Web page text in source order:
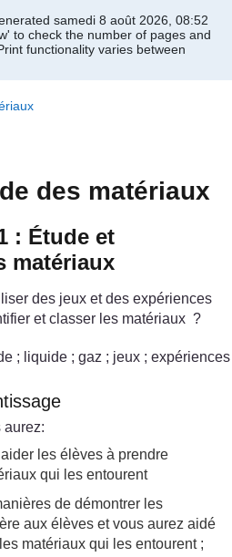
samedi 8 août 2026, 08:52
to check the number of pages and
functionality varies between
des matériaux
: Étude et
matériaux
des jeux et des expériences
et classer les matériaux ?
; liquide ; gaz ; jeux ; expériences
aurez:
les élèves à prendre
qui les entourent
de démontrer les
aux élèves et vous aurez aidé
matériaux qui les entourent ;